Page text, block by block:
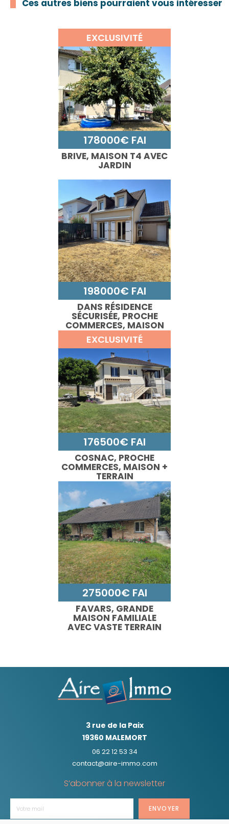
Ces autres biens pourraient vous intéresser
EXCLUSIVITÉ
178000€ FAI
BRIVE, MAISON T4 AVEC
JARDIN
198000€ FAI
DANS RÉSIDENCE
SÉCURISÉE, PROCHE
COMMERCES, MAISON
T4 AVEC JARDIN
EXCLUSIVITÉ
176500€ FAI
COSNAC, PROCHE
COMMERCES, MAISON +
TERRAIN
CONSTRUCTIBLE
275000€ FAI
FAVARS, GRANDE
MAISON FAMILIALE
AVEC VASTE TERRAIN
3 rue de la Paix
19360 MALEMORT
06 22 12 53 34
contact@aire-immo.com
S’abonner à la newsletter
ENVOYER